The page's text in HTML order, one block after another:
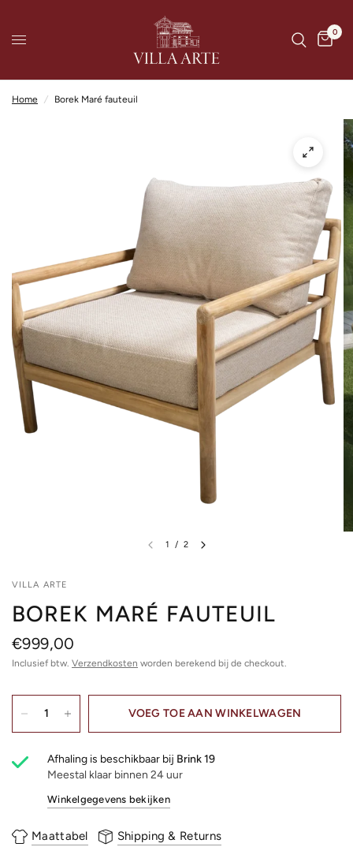
0
Home / Borek Maré fauteuil
1 / 2
VILLA ARTE
BOREK MARÉ FAUTEUIL
€999,00
Inclusief btw. Verzendkosten worden berekend bij de checkout.
VOEG TOE AAN WINKELWAGEN
Afhaling is beschikbaar bij Brink 19
Meestal klaar binnen 24 uur
Winkelgegevens bekijken
Maattabel Shipping & Returns